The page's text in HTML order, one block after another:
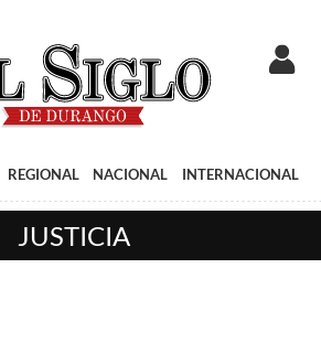
REGIONAL NACIONAL INTERNACIONAL
JUSTICIA